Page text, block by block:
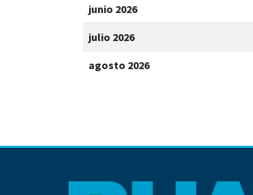
junio 2026
julio 2026
agosto 2026